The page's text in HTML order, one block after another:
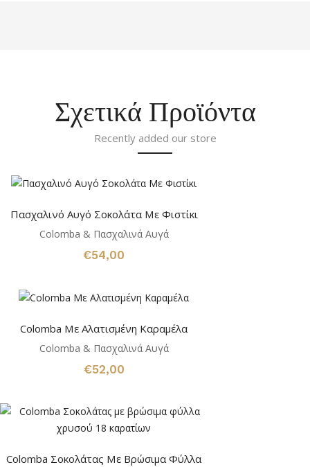
Σχετικά Προϊόντα
Recently added our store
Πασχαλινό Αυγό Σοκολάτα Με Φιστίκι
Colomba & Πασχαλινά Αυγά
€54,00
Colomba Με Αλατισμένη Καραμέλα
Colomba & Πασχαλινά Αυγά
€52,00
Colomba Σοκολάτας Με Βρώσιμα Φύλλα